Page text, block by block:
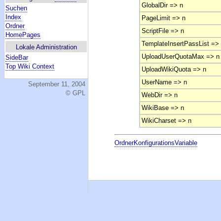
Suchen
Index
Ordner
HomePages
Lokale Administration
SideBar
Top Wiki Context
September 11, 2004
© GPL
GlobalDir => n
PageLimit => n
ScriptFile => n
TemplateInsertPassList =>
UploadUserQuotaMax => n
UploadWikiQuota => n
UserName => n
WebDir => n
WikiBase => n
WikiCharset => n
OrdnerKonfigurationsVariable